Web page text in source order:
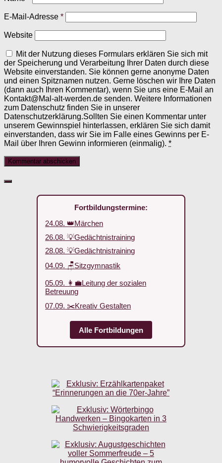
E-Mail-Adresse *
Website
Mit der Nutzung dieses Formulars erklären Sie sich mit
der Speicherung und Verarbeitung Ihrer Daten durch diese
Website einverstanden. Sie können gerne anonyme Daten
und einen Spitznamen nutzen. Gerne löschen wir Ihre Daten
(dann auch Ihren Kommentar), wenn Sie uns eine E-Mail an
Kontakt@Mal-alt-werden.de senden. Weitere Informationen
zum Datenschutz finden Sie in unserer
Datenschutzerklärung.Sollten Sie einen Kommentar unter
unserem Gewinnspiel hinterlassen, erklären Sie sich damit
einverstanden, dass wir Sie im Falle eines Gewinns per E-
Mail über Ihren Gewinn informieren (einmalig). *
Fortbildungstermine:
24.08. 👑Märchen
26.08. 💡Gedächtnistraining
28.08. 💡Gedächtnistraining
04.09. 🪑Sitzgymnastik
05.09. 👩‍💼Leitung der sozialen
Betreuung
07.09. ✂️Kreativ Gestalten
Alle Fortbildungen